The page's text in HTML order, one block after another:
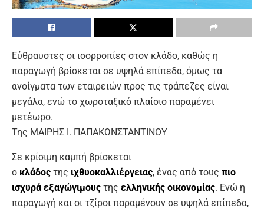
Εύθραυστες οι ισορροπίες στον κλάδο, καθώς η
παραγωγή βρίσκεται σε υψηλά επίπεδα, όμως τα
ανοίγματα των εταιρειών προς τις τράπεζες είναι
μεγάλα, ενώ το χωροταξικό πλαίσιο παραμένει
μετέωρο.
Της ΜΑΙΡΗΣ Ι. ΠΑΠΑΚΩΝΣΤΑΝΤΙΝΟΥ
Σε κρίσιμη καμπή βρίσκεται
ο κλάδος της ιχθυοκαλλιέργειας, ένας από τους πιο
ισχυρά εξαγώγιμους της ελληνικής οικονομίας. Ενώ η
παραγωγή και οι τζίροι παραμένουν σε υψηλά επίπεδα,